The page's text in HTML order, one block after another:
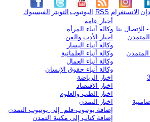
الفيسبوك التويتر اليوتيوب RSS الانستغرام
للإتصال بنا
أخبار عامة
وكالة أنباء المرأة
اخبار الأدب والفن
وكالة أنباء اليسار
وكالة أنباء العلمانية
وكالة أنباء العمال
وكالة أنباء حقوق الإنسان
اخبار الرياضة
اخبار الاقتصاد
اخبار الطب والعلوم
اخبار التمدن
إضافة يوتيوب-فلم إلى يوتيوب التمدن
إضافة كتاب إلى مكتبة التمدن